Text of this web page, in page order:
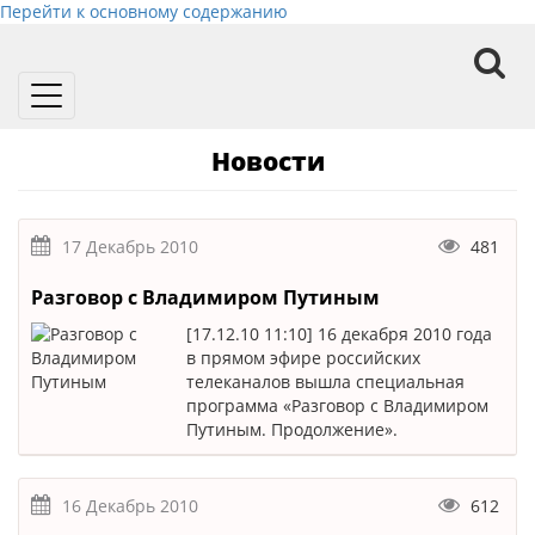
Перейти к основному содержанию
Toggle
Новости
17 Декабрь 2010 481
Разговор с Владимиром Путиным
[17.12.10 11:10] 16 декабря 2010 года
в прямом эфире российских
телеканалов вышла специальная
программа «Разговор с Владимиром
Путиным. Продолжение».
16 Декабрь 2010 612